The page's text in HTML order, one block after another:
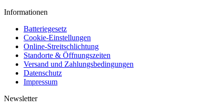
Informationen
Batteriegesetz
Cookie-Einstellungen
Online-Streitschlichtung
Standorte & Öffnungszeiten
Versand und Zahlungsbedingungen
Datenschutz
Impressum
Newsletter